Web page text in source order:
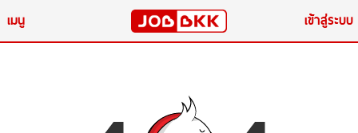
เมนู เข้าสู่ระบบ